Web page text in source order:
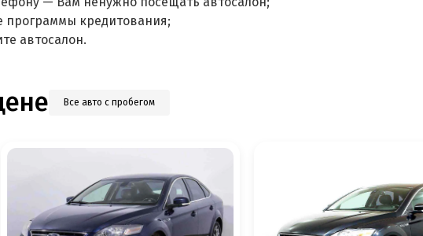
программы кредитования;
автосалон.
Все авто с пробегом